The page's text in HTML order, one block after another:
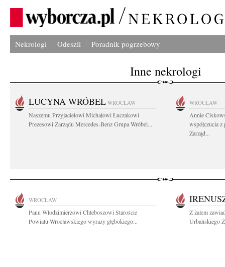
Nekrologi Odeszli Poradnik pogrzebowy
Inne nekrologi
LUCYNA WRÓBEL WROCŁAW
Naszemu Przyjacielowi Michałowi Łuczakowi
Prezesowi Zarządu Mercedes-Benz Grupa Wróbel...
WROCŁAW
Annie
współczucia
Zarząd...
WROCŁAW
Panu Włodzimierzowi Chleboszowi Staroście
Powiatu Wrocławskiego wyrazy głębokiego...
Z żalem
Urbańskiego